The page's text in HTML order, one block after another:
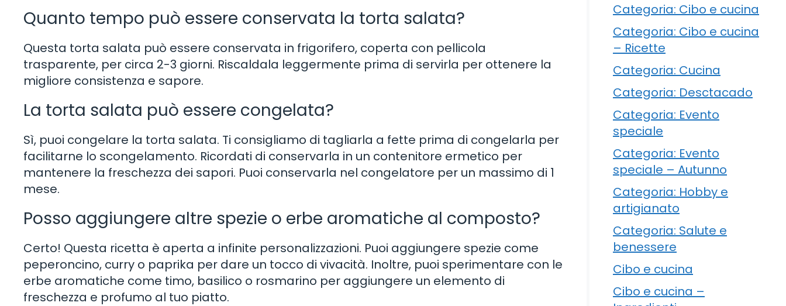
Quanto tempo può essere conservata la torta salata?
Questa torta salata può essere conservata in frigorifero, coperta con pellicola
trasparente, per circa 2-3 giorni. Riscaldala leggermente prima di servirla per ottenere la
migliore consistenza e sapore.
La torta salata può essere congelata?
Sì, puoi congelare la torta salata. Ti consigliamo di tagliarla a fette prima di congelarla per
facilitarne lo scongelamento. Ricordati di conservarla in un contenitore ermetico per
mantenere la freschezza dei sapori. Puoi conservarla nel congelatore per un massimo di 1
mese.
Posso aggiungere altre spezie o erbe aromatiche al composto?
Certo! Questa ricetta è aperta a infinite personalizzazioni. Puoi aggiungere spezie come
peperoncino, curry o paprika per dare un tocco di vivacità. Inoltre, puoi sperimentare con le
erbe aromatiche come timo, basilico o rosmarino per aggiungere un elemento di
freschezza e profumo al tuo piatto.
Categoria: Cibo e cucina
Categoria: Cibo e cucina
– Ricette
Categoria: Cucina
Categoria: Desctacado
Categoria: Evento
speciale
Categoria: Evento
speciale – Autunno
Categoria: Hobby e
artigianato
Categoria: Salute e
benessere
Cibo e cucina
Cibo e cucina –